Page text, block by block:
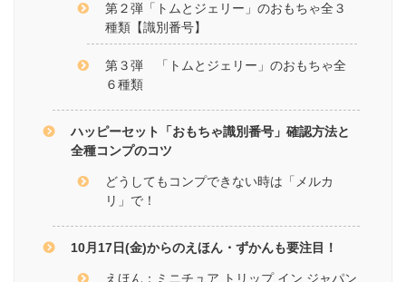
第２弾「トムとジェリー」のおもちゃ全３
種類【識別番号】
第３弾 「トムとジェリー」のおもちゃ全
６種類
ハッピーセット「おもちゃ識別番号」確認方法と
全種コンプのコツ
どうしてもコンプできない時は「メルカ
リ」で！
10月17日(金)からのえほん・ずかんも要注目！
えほん：ミニチュア トリップ イン ジャパン